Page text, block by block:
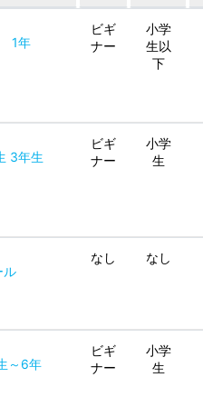
1年
ビギ
ナー
小学
生以
下
3年生
ビギ
ナー
小学
生
ル
なし なし
～6年
ビギ
ナー
小学
生